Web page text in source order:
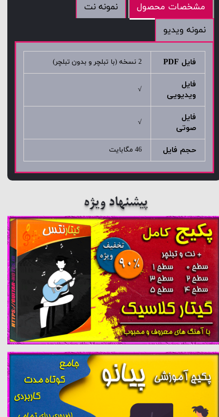
مشخصات محصول
نمونه نت
نمونه ویدیو
فایل PDF 2 نسخه (با تبلچر و بدون تبلچر)
فایل
ویدیویی
√
فایل
صوتی
√
حجم فایل 46 مگابایت
پیشنهاد ویژه